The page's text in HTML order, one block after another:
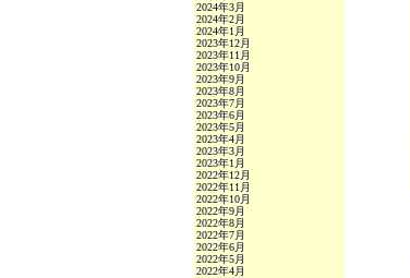
2024年3月
2024年2月
2024年1月
2023年12月
2023年11月
2023年10月
2023年9月
2023年8月
2023年7月
2023年6月
2023年5月
2023年4月
2023年3月
2023年1月
2022年12月
2022年11月
2022年10月
2022年9月
2022年8月
2022年7月
2022年6月
2022年5月
2022年4月